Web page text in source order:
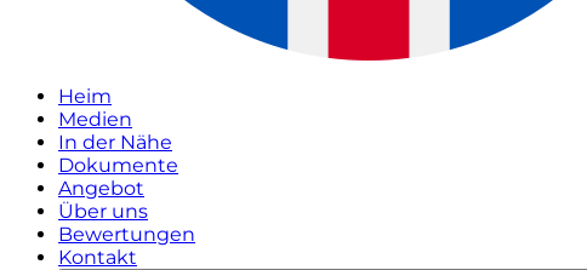
Heim
Medien
In der Nähe
Dokumente
Angebot
Über uns
Bewertungen
Kontakt